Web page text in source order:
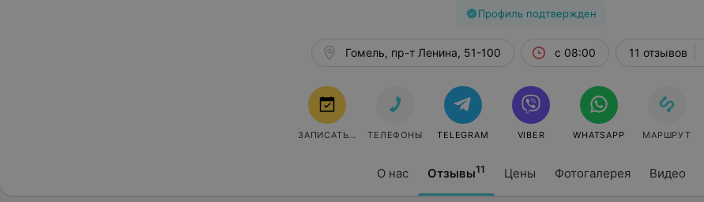
Профиль подтвержден
О нас Отзывы11 Цены Фотогалерея Видео
Гомель, пр-т Ленина, 51-100 с 08:00 11 отзывов
ЗАПИСАТЬСЯ ТЕЛЕФОНЫ TELEGRAM VIBER WHATSAPP МАРШРУТ